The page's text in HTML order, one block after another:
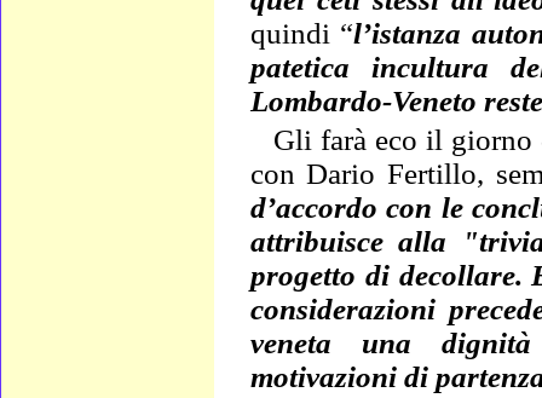
quindi “l’istanza
patetica incultura
Lombardo-Veneto
Gli farà eco il giorno
con Dario Fertillo,
d’accordo con le
attribuisce alla
progetto di decollare.
considerazioni
veneta una dignità
motivazioni di